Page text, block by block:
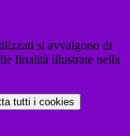
si avvalgono di
finalità illustrate nella
tutti i cookies